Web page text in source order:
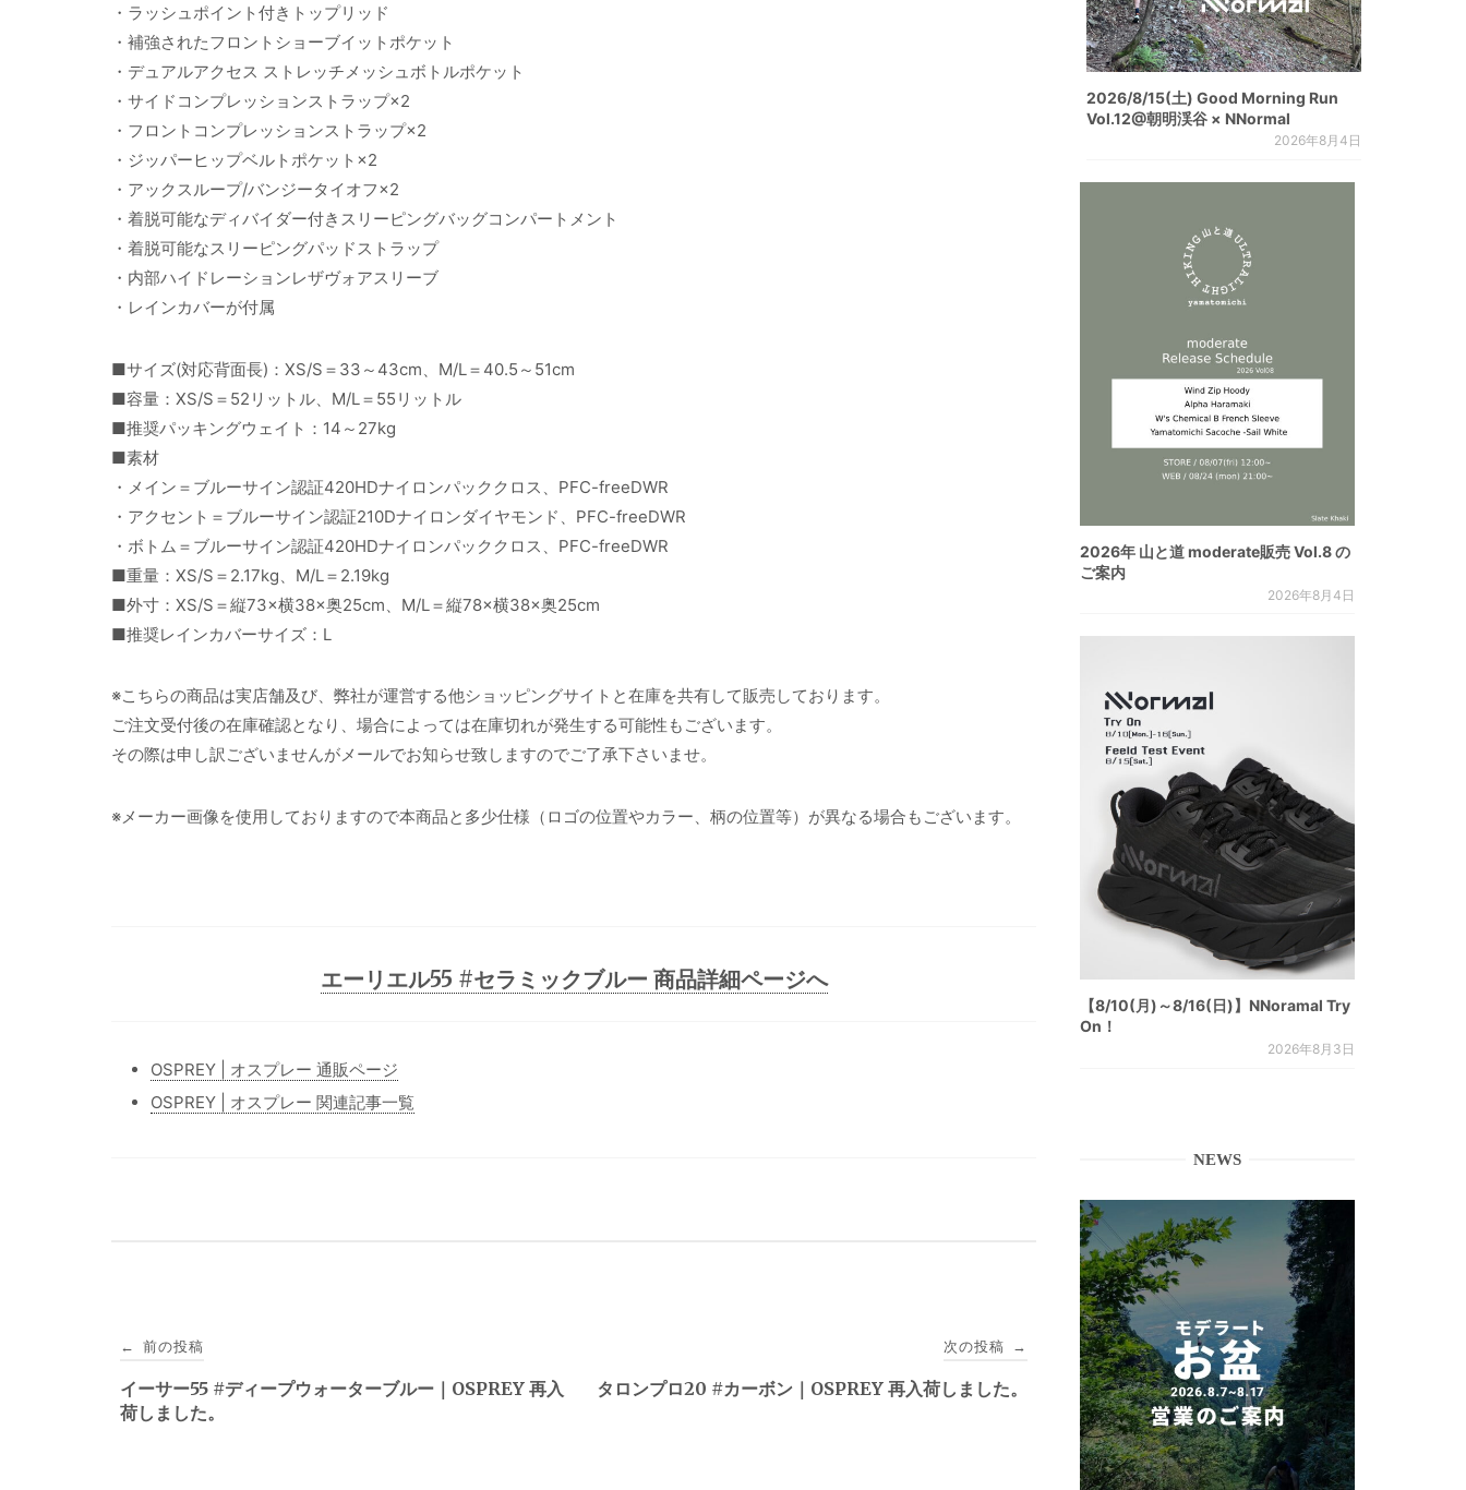
・ラッシュポイント付きトップリッド
・補強されたフロントショーブイットポケット
・デュアルアクセス ストレッチメッシュボトルポケット
・サイドコンプレッションストラップ×2
・フロントコンプレッションストラップ×2
・ジッパーヒップベルトポケット×2
・アックスループ/バンジータイオフ×2
・着脱可能なディバイダー付きスリーピングバッグコンパートメント
・着脱可能なスリーピングパッドストラップ
・内部ハイドレーションレザヴォアスリーブ
・レインカバーが付属
■サイズ(対応背面長)：XS/S＝33～43cm、M/L＝40.5～51cm
■容量：XS/S＝52リットル、M/L＝55リットル
■推奨パッキングウェイト：14～27kg
■素材
・メイン＝ブルーサイン認証420HDナイロンパッククロス、PFC-freeDWR
・アクセント＝ブルーサイン認証210Dナイロンダイヤモンド、PFC-freeDWR
・ボトム＝ブルーサイン認証420HDナイロンパッククロス、PFC-freeDWR
■重量：XS/S＝2.17kg、M/L＝2.19kg
■外寸：XS/S＝縦73×横38×奥25cm、M/L＝縦78×横38×奥25cm
■推奨レインカバーサイズ：L
※こちらの商品は実店舗及び、弊社が運営する他ショッピングサイトと在庫を共有して販売しております。
ご注文受付後の在庫確認となり、場合によっては在庫切れが発生する可能性もございます。
その際は申し訳ございませんがメールでお知らせ致しますのでご了承下さいませ。
※メーカー画像を使用しておりますので本商品と多少仕様（ロゴの位置やカラー、柄の位置等）が異なる場合もございます。
エーリエル55 #セラミックブルー 商品詳細ページへ
OSPREY | オスプレー 通販ページ
OSPREY | オスプレー 関連記事一覧
稿
ナ
← 前の投稿
イーサー55 #ディープウォーターブルー｜OSPREY 再入
荷しました。
次の投稿 →
タロンプロ20 #カーボン｜OSPREY 再入荷しました。
2026/8/15(土) Good Morning Run
Vol.12@朝明渓谷 × NNormal
2026年8月4日
2026年 山と道 moderate販売 Vol.8 の
ご案内
2026年8月4日
【8/10(月)～8/16(日)】NNoramal Try
On！
2026年8月3日
NEWS